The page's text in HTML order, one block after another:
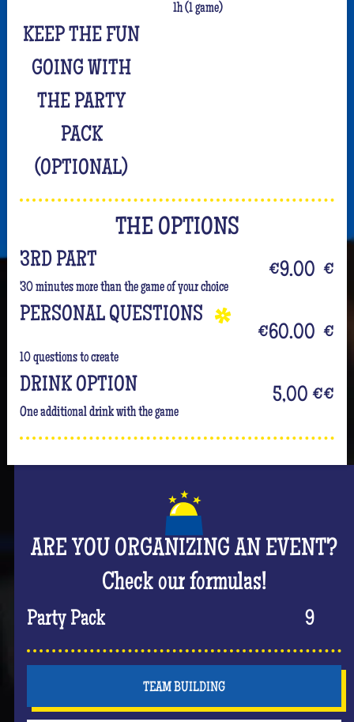
1h (1 game)
KEEP THE FUN
GOING WITH
THE PARTY
PACK
(OPTIONAL)
THE OPTIONS
3RD PART
30 minutes more than the game of your choice
€9.00 €
PERSONAL QUESTIONS
10 questions to create
€60.00 €
DRINK OPTION
One additional drink with the game
5,00 €€
ARE YOU ORGANIZING AN EVENT?
Check our formulas!
Party Pack 9
TEAM BUILDING